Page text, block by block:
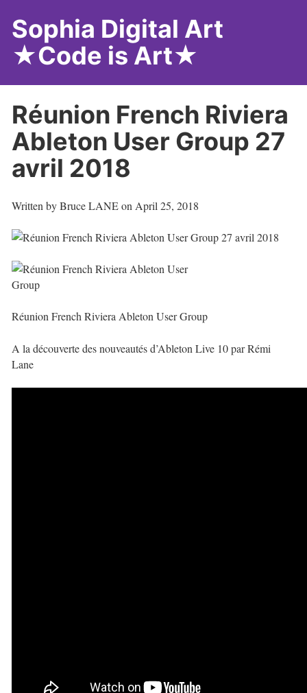
Sophia Digital Art
★Code is Art★
Réunion French Riviera
Ableton User Group 27
avril 2018
Written byBruce LANEon April 25, 2018
Réunion French Riviera Ableton User Group
A la découverte des nouveautés d’Ableton Live 10 par Rémi
Lane